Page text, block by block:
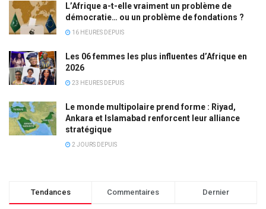
L’Afrique a-t-elle vraiment un problème de
démocratie… ou un problème de fondations ?
16 HEURES DEPUIS
Les 06 femmes les plus influentes d’Afrique en
2026
23 HEURES DEPUIS
Le monde multipolaire prend forme : Riyad,
Ankara et Islamabad renforcent leur alliance
stratégique
2 JOURS DEPUIS
Tendances Commentaires Dernier